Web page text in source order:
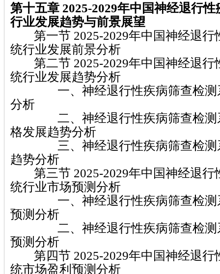
第十五章 2025-2029年中国神经退行
行业发展趋势与前景展望
第一节 2025-2029年中国神经退行
统行业发展前景分析
第二节 2025-2029年中国神经退行
统行业发展趋势分析
一、神经退行性疾病筛查检测
分析
二、神经退行性疾病筛查检测
格发展趋势分析
三、神经退行性疾病筛查检测
趋势分析
第三节 2025-2029年中国神经退行
统行业市场预测分析
一、神经退行性疾病筛查检测
预测分析
二、神经退行性疾病筛查检测
预测分析
第四节 2025-2029年中国神经退行
统市场盈利预测分析